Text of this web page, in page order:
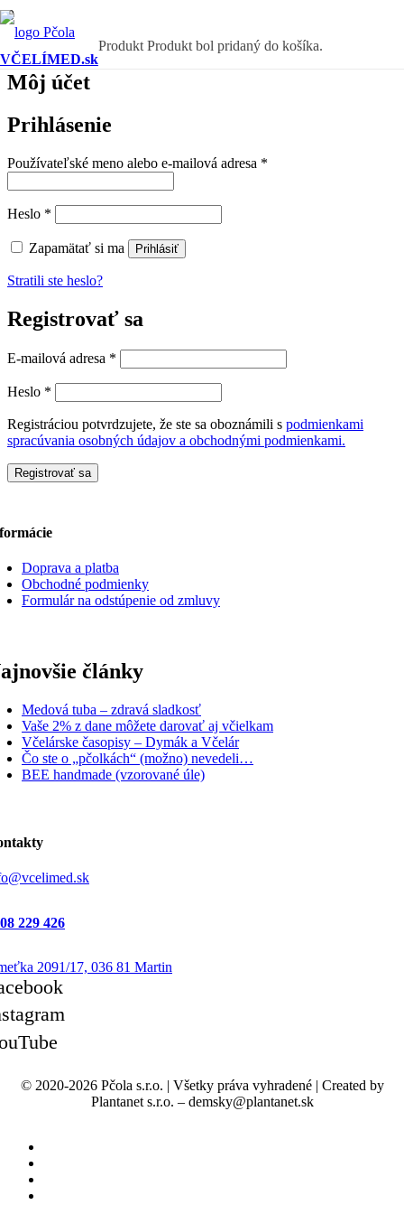
VČELÍMED.sk
Produkt Produkt bol pridaný do košíka.
Môj účet
Prihlásenie
Používateľské meno alebo e-mailová adresa *
Heslo *
Zapamätať si ma Prihlásiť
Stratili ste heslo?
Registrovať sa
E-mailová adresa *
Heslo *
Registráciou potvrdzujete, že ste sa oboznámili s podmienkami
spracúvania osobných údajov a obchodnými podmienkami.
Registrovať sa
Doprava a platba
Obchodné podmienky
Formulár na odstúpenie od zmluvy
články
Medová tuba – zdravá sladkosť
Vaše 2% z dane môžete darovať aj včielkam
Včelárske časopisy – Dymák a Včelár
Čo ste o „pčolkách“ (možno) nevedeli…
BEE handmade (vzorované úle)
229 426
2091/17, 036 81 Martin
© 2020-2026 Pčola s.r.o. | Všetky práva vyhradené | Created by
Plantanet s.r.o. – demsky@plantanet.sk